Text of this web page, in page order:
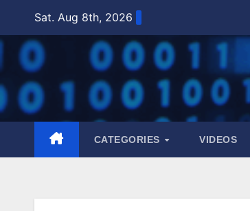
content
Sat. Aug 8th, 2026
CATEGORIES VIDEOS